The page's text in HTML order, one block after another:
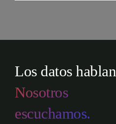
Los datos hablan
Nosotros
escuchamos.